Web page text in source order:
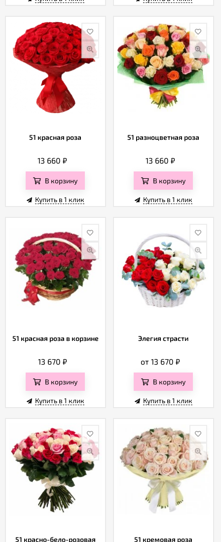
51 красная роза
13 660₽
В корзину
Купить в 1 клик
51 разноцветная роза
13 660₽
В корзину
Купить в 1 клик
51 красная роза в корзине
13 670 ₽
В корзину
Купить в 1 клик
Элегия страсти
от 13 670₽
В корзину
Купить в 1 клик
51 красно-бело-розовая
51 кремовая роза